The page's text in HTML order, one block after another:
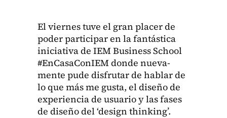
El viernes tuve el gran plac­er de
poder par­tic­i­par en la fan­tás­ti­ca
ini­cia­ti­va de IEM Busi­ness School
#EnCasaConIEM donde nue­va­
mente pude dis­fru­tar de hablar de
lo que más me gus­ta, el dis­eño de
expe­ri­en­cia de usuario y las fas­es
de dis­eño del ‘design think­ing’.